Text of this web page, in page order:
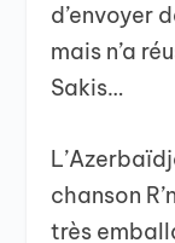
d’envoyer
mais n’a
Sakis…
chanson
très